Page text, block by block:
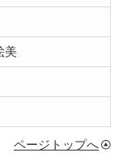
美
ページトップへ